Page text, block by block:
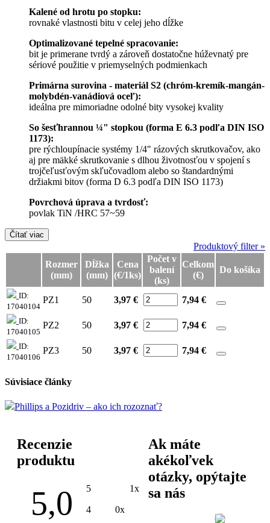
Kalené od hrotu po stopku:
rovnaké vlastnosti bitu v celej jeho dĺžke
Optimalizované tepelné spracovanie:
bit je primerane tvrdý a zároveň dostatočne húževnatý pre
sériové použitie v priemyselných podmienkach
Primárna surovina - materiál S2 (chróm-kremík-mangán-
molybdén-vanádiová oceľ):
ideálna pre mimoriadne odolné bity vysokej kvality
So šesťhrannou ¼" stopkou (forma E 6.3 podľa DIN ISO
1173):
pre rýchloupínacie systémy 1/4" rázových skrutkovačov, ako
aj pre mäkké skrutkovanie s dlhou životnosťou v spojení s
trojčeľusťovým skľučovadlom alebo so štandardnými
držiakmi bitov (forma D 6.3 podľa DIN ISO 1173)
Povrchová úprava a tvrdosť:
povlak TiN /HRC 57~59
Čítať viac
Produktový filter »
Rozmer
(mm)
Dĺžka
(mm)
Cena
(€/1ks)
Počet v
balení
(ks)
Celkom
(€)
Do košíka
ID:
17040104
PZ1 50 3,97 € 7,94 €
ID:
17040105
PZ2 50 3,97 € 7,94 €
ID:
17040106
PZ3 50 3,97 € 7,94 €
Súvisiace články
Phillips a Pozidriv – ako ich rozoznať?
Recenzie
produktu
5,0 5 1x
4 0x
Ak máte
akékoľvek
otázky, opýtajte
sa nás